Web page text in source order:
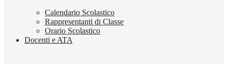
Calendario Scolastico
Rappresentanti di Classe
Orario Scolastico
Docenti e ATA